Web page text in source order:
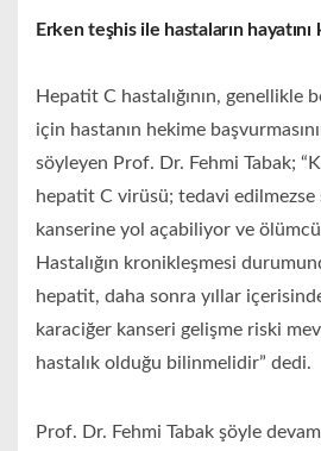
Erken teşhis ile hastaların
Hepatit C hastalığının, genellikle
için hastanın hekime
söyleyen Prof. Dr. Fehmi Tabak;
hepatit C virüsü; tedavi edilmezse
kanserine yol açabiliyor ve
Hastalığın kronikleşmesi
hepatit, daha sonra yıllar
karaciğer kanseri gelişme riski
hastalık olduğu bilinmelidir” dedi.
Prof. Dr. Fehmi Tabak şöyle